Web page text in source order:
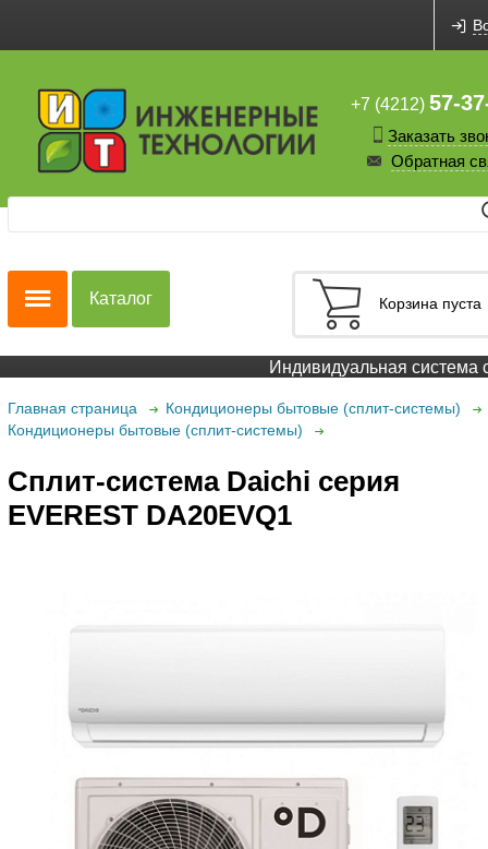
+7 (4212) 57-
Заказать
Обратная
Корзина пуста
Каталог
Индивидуальная система
Главная страница
Кондиционеры бытовые (сплит-системы)
Кондиционеры бытовые (сплит-системы)
Сплит-система Daichi серия
EVEREST DA20EVQ1